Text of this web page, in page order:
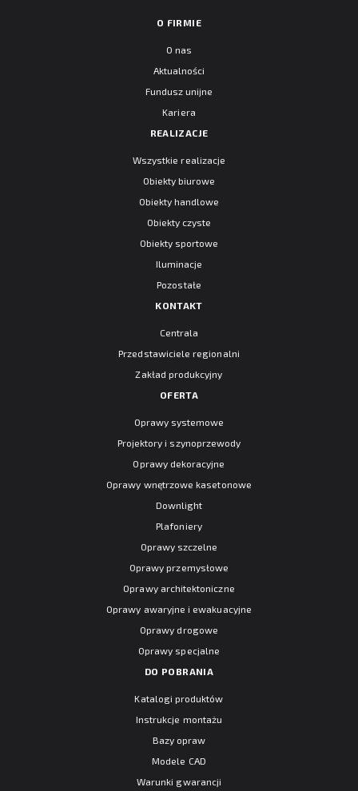
O FIRMIE
O nas
Aktualności
Fundusz unijne
Kariera
REALIZACJE
Wszystkie realizacje
Obiekty biurowe
Obiekty handlowe
Obiekty czyste
Obiekty sportowe
Iluminacje
Pozostałe
KONTAKT
Centrala
Przedstawiciele regionalni
Zakład produkcyjny
OFERTA
Oprawy systemowe
Projektory i szynoprzewody
Oprawy dekoracyjne
Oprawy wnętrzowe kasetonowe
Downlight
Plafoniery
Oprawy szczelne
Oprawy przemysłowe
Oprawy architektoniczne
Oprawy awaryjne i ewakuacyjne
Oprawy drogowe
Oprawy specjalne
DO POBRANIA
Katalogi produktów
Instrukcje montażu
Bazy opraw
Modele CAD
Warunki gwarancji